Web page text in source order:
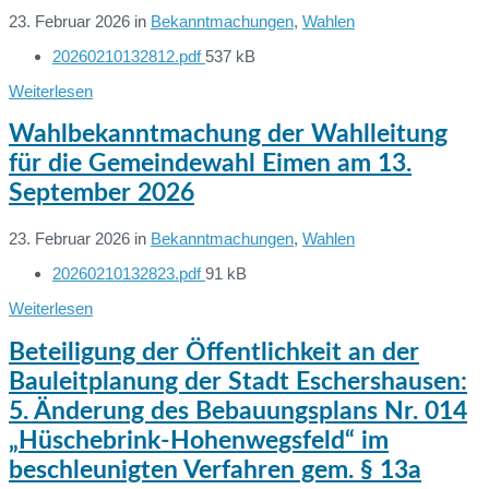
23. Februar 2026 in Bekanntmachungen, Wahlen
Dateien:20260210132812.pdf File
537 kB
Weiterlesen
Wahlbekanntmachung der Wahlleitung
für die Gemeindewahl Eimen am 13.
September 2026
23. Februar 2026 in Bekanntmachungen, Wahlen
Dateien:20260210132823.pdfFile
91 kB
Weiterlesen
Beteiligung der Öffentlichkeit an der
Bauleitplanung der Stadt Eschershausen:
5. Änderung des Bebauungsplans Nr. 014
„Hüschebrink-Hohenwegsfeld“ im
beschleunigten Verfahren gem. § 13a